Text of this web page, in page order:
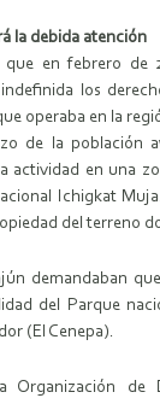
la debida atención
que en febrero de
los
operaba en la
de la población
actividad en una
Ichigkat
del terreno
demandaban
del Parque
(El Cenepa).
Organización de